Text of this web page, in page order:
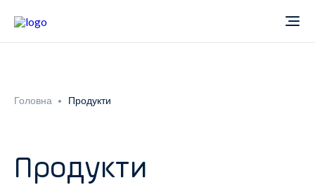
Новини
Головна Продукти
Продукти